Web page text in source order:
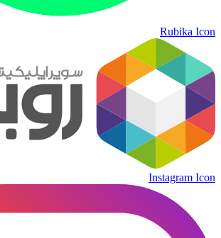
Rubika Icon
Instagram Icon